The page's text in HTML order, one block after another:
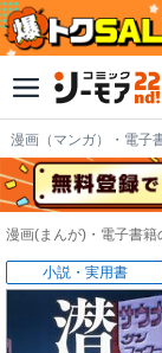
漫画（マンガ）・電子
漫画(まんが)・電子書
小説・実用書